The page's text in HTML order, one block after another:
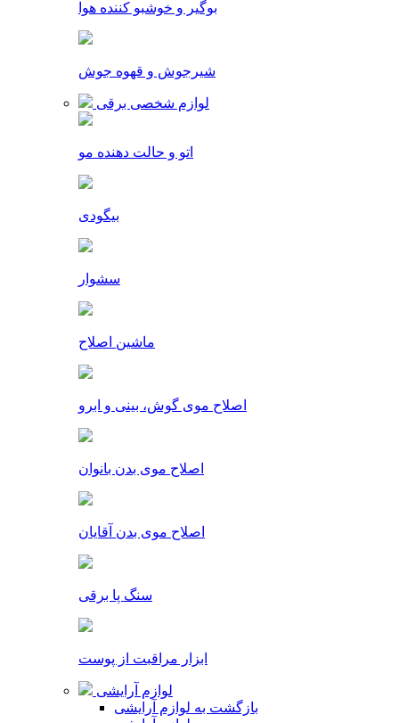
بوگیر و خوشبو کننده هوا
شیرجوش و قهوه جوش
لوازم شخصی برقی
اتو و حالت دهنده مو
بیگودی
سشوار
ماشین اصلاح
اصلاح موی گوش، بینی و ابرو
اصلاح موی بدن بانوان
اصلاح موی بدن آقایان
سنگ پا برقی
ابزار مراقبت از پوست
لوازم آرایشی
بازگشت به لوازم آرایشی